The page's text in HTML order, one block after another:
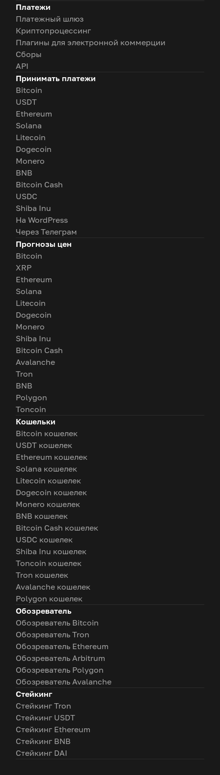
Платежи
Платежный шлюз
Криптопроцессинг
Плагины для электронной коммерции
Сборы
API
Принимать платежи
Bitcoin
USDT
Ethereum
Solana
Litecoin
Dogecoin
Monero
BNB
Bitcoin Cash
USDC
Shiba Inu
На WordPress
Через Телеграм
Прогнозы цен
Bitcoin
XRP
Ethereum
Solana
Litecoin
Dogecoin
Monero
Shiba Inu
Bitcoin Cash
Avalanche
Tron
BNB
Polygon
Toncoin
Кошельки
Bitcoin кошелек
USDT кошелек
Ethereum кошелек
Solana кошелек
Litecoin кошелек
Dogecoin кошелек
Monero кошелек
BNB кошелек
Bitcoin Cash кошелек
USDC кошелек
Shiba Inu кошелек
Toncoin кошелек
Tron кошелек
Avalanche кошелек
Polygon кошелек
Обозреватель
Обозреватель Bitcoin
Обозреватель Tron
Обозреватель Ethereum
Обозреватель Arbitrum
Обозреватель Polygon
Обозреватель Avalanche
Стейкинг
Стейкинг Tron
Стейкинг USDT
Стейкинг Ethereum
Стейкинг BNB
Стейкинг DAI